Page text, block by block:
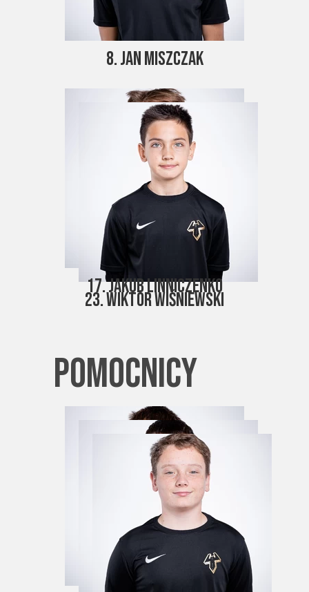
23. Wiktor Wiśniewski
17. Jakub Linniczenko
8. Jan Miszczak
pomocnicy